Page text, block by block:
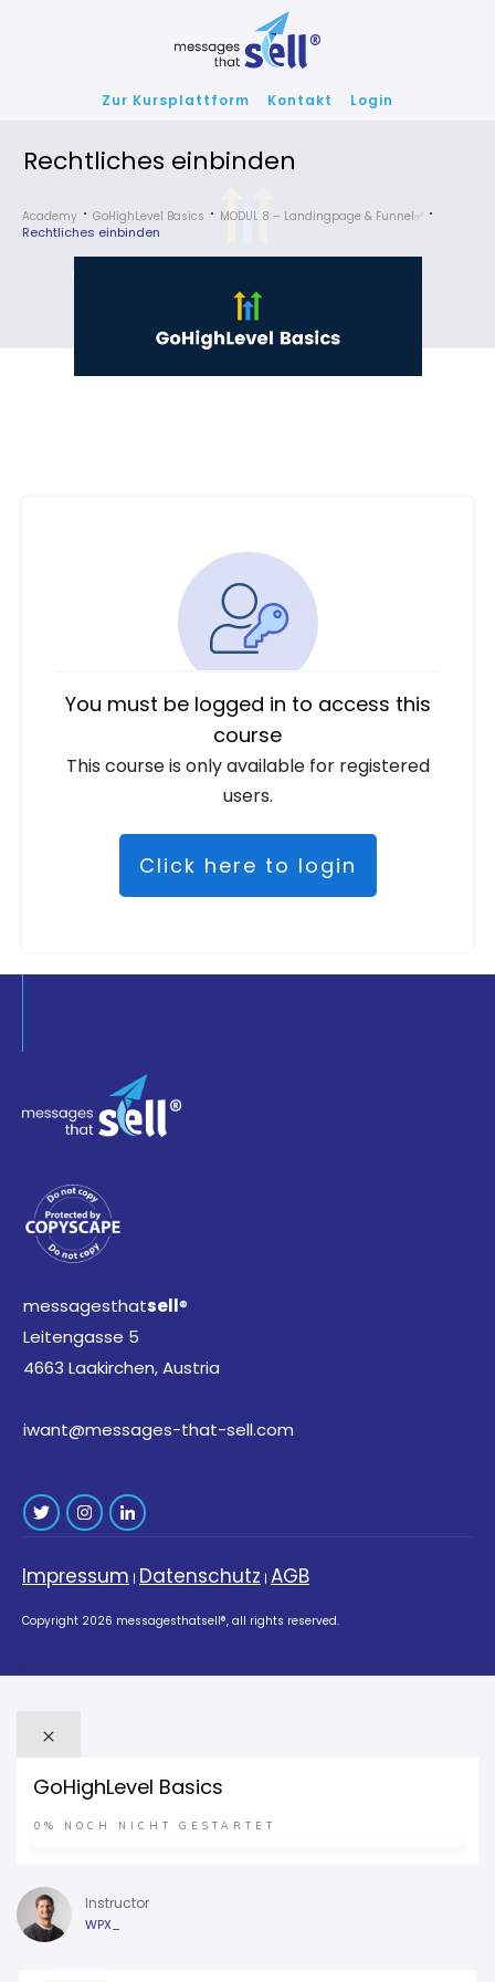
Zur Kursplattform Kontakt Login
Rechtliches einbinden
Academy GoHighLevel Basics MODUL 8 – Landingpage & Funnel✅
Rechtliches einbinden
You must be logged in to access this
course
This course is only available for registered
users.
Click here to login
messagesthatsell®
Leitengasse 5
4663 Laakirchen, Austria
iwant@messages-that-sell.com
Impressum | Datenschutz | AGB
Copyright 2026 messagesthatsell®, all rights reserved.
GoHighLevel Basics
0% NOCH NICHT GESTARTET
Instructor
WPX_